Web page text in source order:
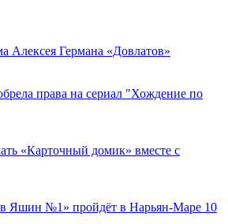
Алексея Германа «Довлатов»
права на сериал "Хождение по
«Карточный домик» вместе с
Яшин №1» пройдёт в Нарьян-Маре 10